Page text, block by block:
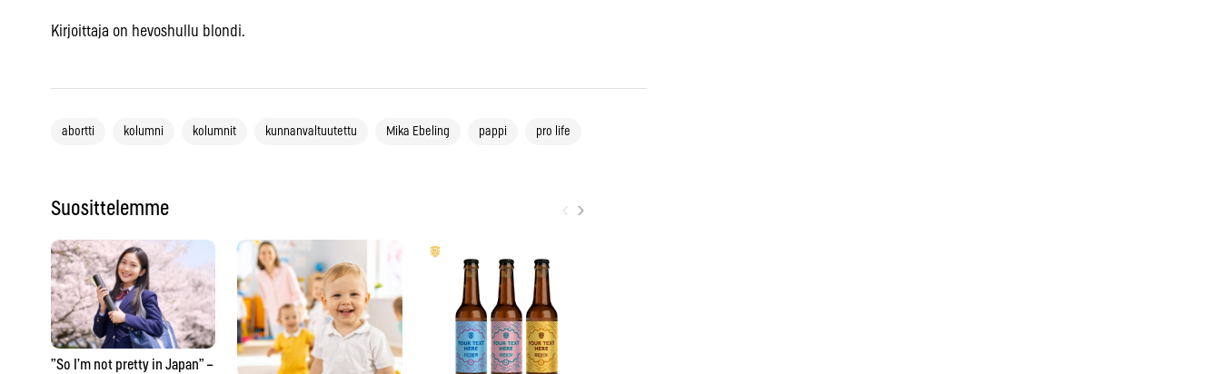
Kirjoittaja on hevoshullu blondi.
abortti kolumni kolumnit kunnanvaltuutettu Mika Ebeling pappi pro life
Suosittelemme ›
”So I’m not pretty in Japan” –